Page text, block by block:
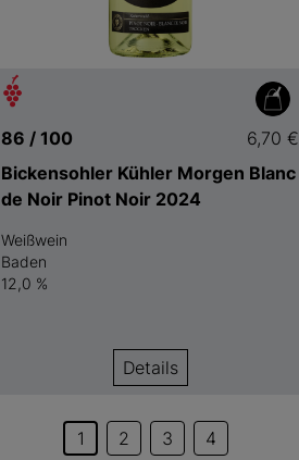
86 / 100
6,70 €
Bickensohler Kühler Morgen Blanc
de Noir Pinot Noir 2024
Weißwein
Baden
12,0 %
Details
1 2 3 4